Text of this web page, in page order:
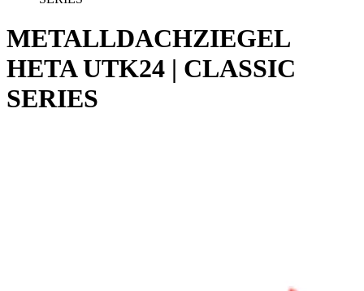
METALLDACHZIEGEL
HETA UTK24 | CLASSIC
SERIES